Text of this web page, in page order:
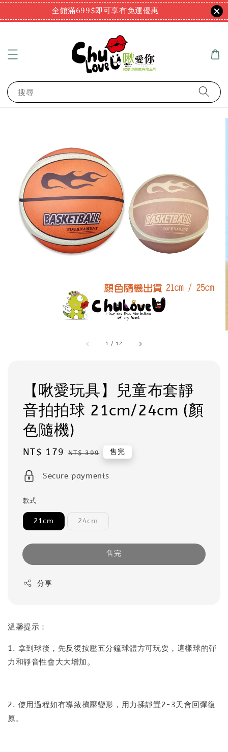
全館滿699$即可享有免運優惠
搜尋
1 / 12
【啾愛玩具】兒童布套靜
音拍拍球 21cm/24cm (顏
色隨機)
Sale
NT$ 179 Regular
NT$ 399 售完
Secure payments
款式
21cm 24cm
售完
分享
溫馨提示：
1. 拿到球後，先反復按壓五分鐘球體方可玩耍，這樣球的彈
力和靜音性會大大增加。
2. 使用過程如有導致擠壓變形，用力揉靜置2-3天會回彈復
原。